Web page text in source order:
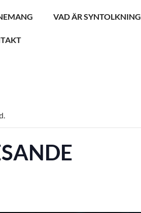
VAD ÄR SYNTOLKNING